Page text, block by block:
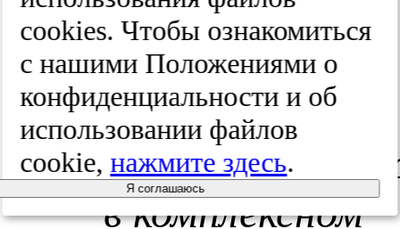
1967.
Кузьмин
М.В.
в комплексном
cооkies. Чтобы ознакомиться
с нашими Положениями о
конфиденциальности и об
использовании файлов
cookie,нажмите здесь.
Я соглашаюсь